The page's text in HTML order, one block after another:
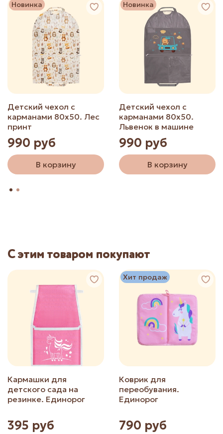
Новинка
Детский чехол с
карманами 80х50. Лес
принт
990 руб
В корзину
Новинка
Детский чехол с
карманами 80х50.
Львенок в машине
990 руб
В корзину
С этим товаром покупают
Кармашки для
детского сада на
резинке. Единорог
395 руб
Хит продаж
Коврик для
переобувания.
Единорог
790 руб